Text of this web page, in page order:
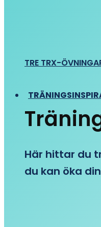
TRE TRX-
Här hittar du
du kan öka